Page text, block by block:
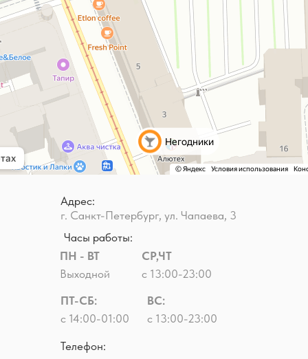
Адрес:
г. Санкт-Петербург, ул. Чапаева, 3
Часы работы:
ПН - ВТ
Выходной
Телефон:
СР,ЧТ
с 13:00-23:00
ВС:
с 13:00-23:00
ПТ-СБ:
с 14:00-01:00